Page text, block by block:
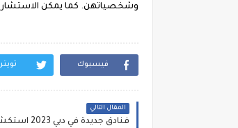
وشخصياتهن. كما يمكن
فيسبوك تويتر
المقال التالي
فنادق جديدة في دبي 2023 استكشف الآن